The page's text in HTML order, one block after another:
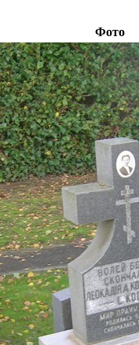
Фото